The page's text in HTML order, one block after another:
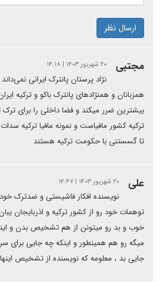
ارسال نظر
مجتبی ۲۰ شهریور ۱۴۰۳ | ۱۴:۱۸
نژاد پرستان پانترک ایرانی
همزبانان و همنژادهای پانترک باکو و ترکیه
بیشترین ضرر میکند و فضا داخلی را برای ترک
ترکیه کشور مافیاست و نمونه مافیا ترکیه
تا گسستنی با حکومت ترکیه هستند
علی ۲۰ شهریور ۱۴۰۳ | ۱۴:۴۷
نویسنده افکار فاشیستی و ضدترک
توهمات خود رو از کشور ترکیه و اذربایجان
خوب و بد رو میتونن از هم تشخیص بدن و
میگه رو هم همینطور و اینکه چه جایی برای
جایی بد ، معلومه که نویسنده از تشخیص